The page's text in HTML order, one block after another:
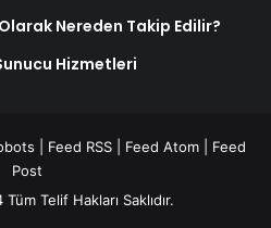
Nereden Takip Edilir?
Hizmetleri
Feed RSS Feed Atom
Feed
Post
Telif Hakları Saklıdır.